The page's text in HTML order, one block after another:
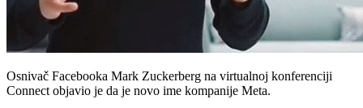
Osnivač Facebooka Mark Zuckerberg na virtualnoj konferenciji
Connect objavio je da je novo ime kompanije Meta.